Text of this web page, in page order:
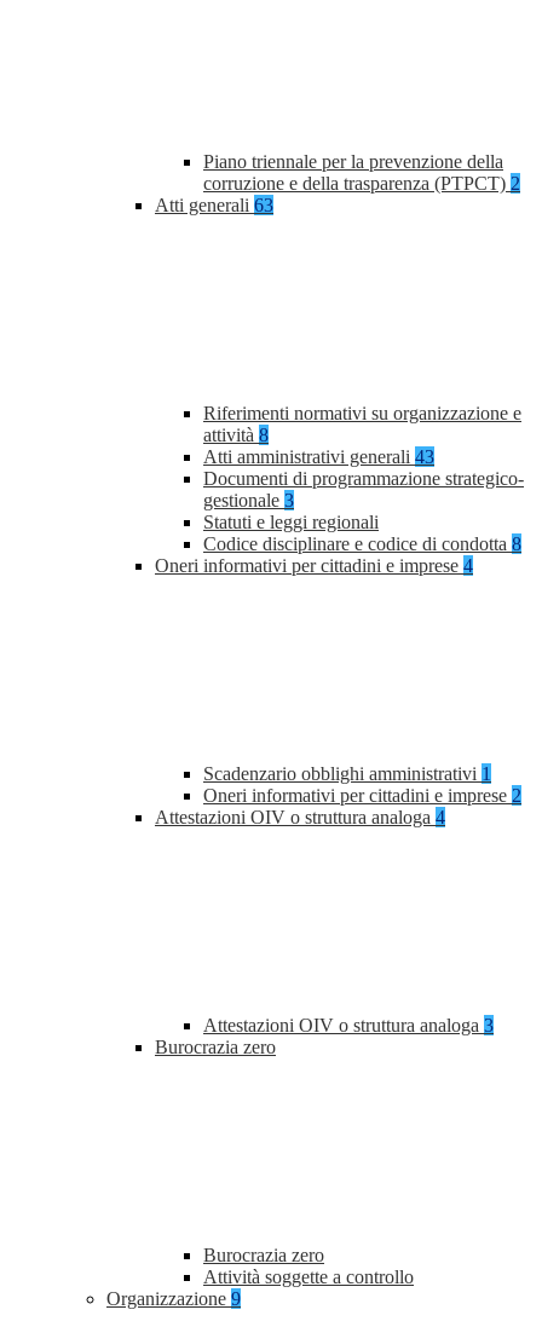
Piano triennale per la prevenzione della
corruzione e della trasparenza (PTPCT) 2
Atti generali 63
Riferimenti normativi su organizzazione e
attività 8
Atti amministrativi generali 43
Documenti di programmazione strategico-
gestionale 3
Statuti e leggi regionali
Codice disciplinare e codice di condotta 8
Oneri informativi per cittadini e imprese 4
Scadenzario obblighi amministrativi 1
Oneri informativi per cittadini e imprese 2
Attestazioni OIV o struttura analoga 4
Attestazioni OIV o struttura analoga 3
Burocrazia zero
Burocrazia zero
Attività soggette a controllo
Organizzazione 9